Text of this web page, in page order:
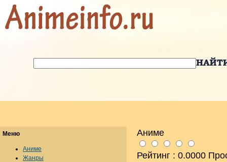
Аниме
Рейтинг : 0.0000
Меню
Аниме
Жанры